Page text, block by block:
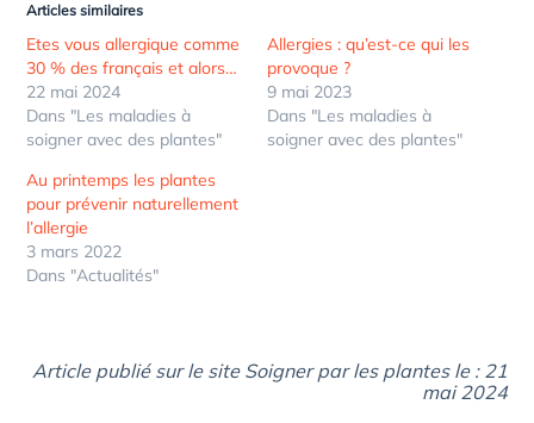
Articles similaires
Etes vous allergique comme
30 % des français et alors…
22 mai 2024
Dans "Les maladies à
soigner avec des plantes"
Allergies : qu’est-ce qui les
provoque ?
9 mai 2023
Dans "Les maladies à
soigner avec des plantes"
Au printemps les plantes
pour prévenir naturellement
l’allergie
3 mars 2022
Dans "Actualités"
Article publié sur le site Soigner par les plantes le : 21
mai 2024